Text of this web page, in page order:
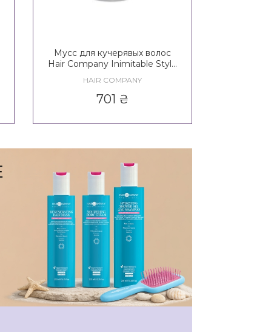
Мусс для кучерявых волос
Hair Company Inimitable Style
Curling Foam
HAIR COMPANY
701 ₴